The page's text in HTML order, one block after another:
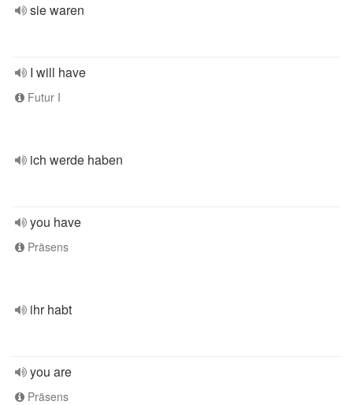
sie waren
I will have
Futur I
ich werde haben
you have
Präsens
ihr habt
you are
Präsens